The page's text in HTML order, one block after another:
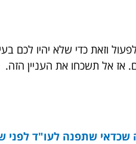
וזאת כדי שלא יהיו לכם
אז אל תשכחו את העניין הזה.
שתפנה לעו"ד לפני